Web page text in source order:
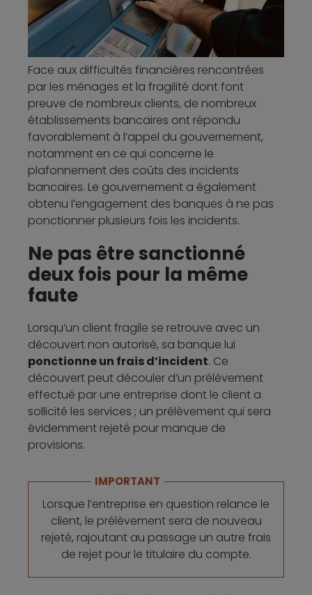
Face aux difficultés financières rencontrées
par les ménages et la fragilité dont font
preuve de nombreux clients, de nombreux
établissements bancaires ont répondu
favorablement à l’appel du gouvernement,
notamment en ce qui concerne le
plafonnement des coûts des incidents
bancaires. Le gouvernement a également
obtenu l’engagement des banques à ne pas
ponctionner plusieurs fois les incidents.
Ne pas être sanctionné
deux fois pour la même
faute
Lorsqu’un client fragile se retrouve avec un
découvert non autorisé, sa banque lui
ponctionne un frais d’incident. Ce
découvert peut découler d’un prélèvement
effectué par une entreprise dont le client a
sollicité les services ; un prélèvement qui sera
évidemment rejeté pour manque de
provisions.
IMPORTANT
Lorsque l’entreprise en question relance le
client, le prélèvement sera de nouveau
rejeté, rajoutant au passage un autre frais
de rejet pour le titulaire du compte.